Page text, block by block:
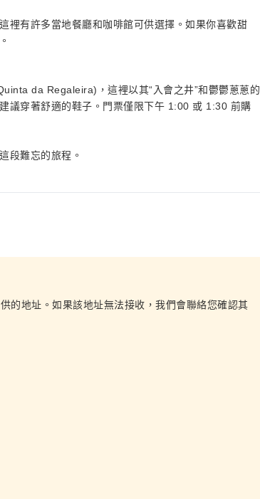
有許多當地餐廳和咖啡館可供選擇。如果你喜歡甜
da Regaleira)，這裡以其“入會之井”和鬱鬱蔥蔥的
議穿著舒適的鞋子。門票僅限下午 1:00 或 1:30 前購
段難忘的旅程。
的地址。如果該地址無法接收，我們會聯絡您確認其